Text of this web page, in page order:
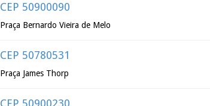
CEP 50900090
Praça Bernardo Vieira de Melo
CEP 50780531
Praça James Thorp
CEP 50900230